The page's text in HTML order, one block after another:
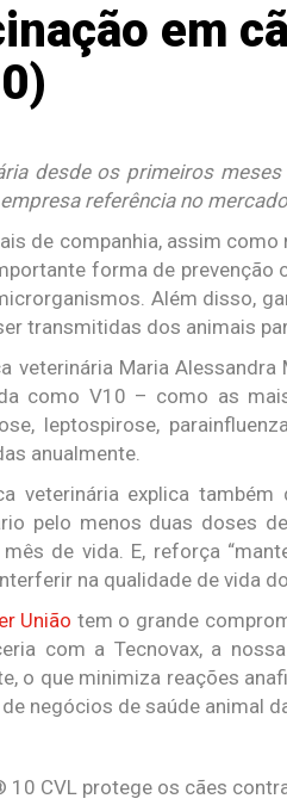
em
desde os primeiros
referência no
de companhia, assim
forma de prevenção
Além disso,
transmitidas dos animais
veterinária Maria
como V10 – como as
leptospirose,
anualmente.
veterinária explica
pelo menos duas doses
de vida. E, reforça
na qualidade de vida
União tem o grande
com a Tecnovax, a
o que minimiza reações
negócios de saúde animal
10 CVL protege os cães